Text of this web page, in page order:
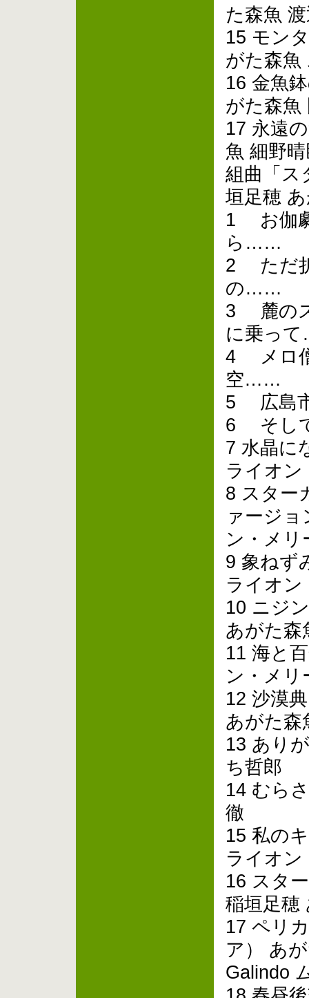
た森魚
15 モン
がた森魚
16 金魚
がた森
17 永遠
魚 細野
組曲「ス
垣足穂
1 お伽
ら……
2 ただ
の……
3 麓のス
に乗っ
4 メロ僧
空……
5 広島
6 そし
7 水晶に
ライオン
8 スター
ァージ
ン・メリ
9 象ねず
ライオン
10 ニジ
あがた森
11 海と
ン・メリ
12 沙漠
あがた森
13 あり
ち哲郎
14 むら
徹
15 私の
ライオン
16 スタ
稲垣足穂
17 ペリ
ア） あ
Galindo